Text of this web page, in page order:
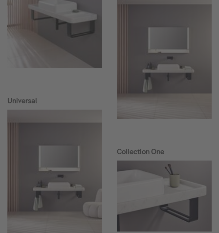
Universal
Collection One